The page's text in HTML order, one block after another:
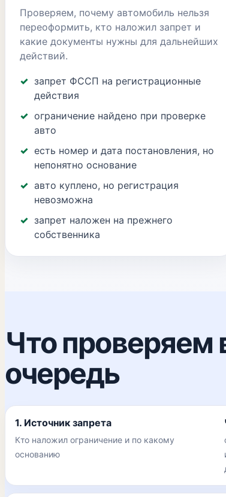
Проверяем, почему автомобиль нельзя
переоформить, кто наложил запрет и
какие документы нужны для дальнейших
действий.
запрет ФССП на регистрационные
действия
ограничение найдено при проверке
авто
есть номер и дата постановления, но
непонятно основание
авто куплено, но регистрация
невозможна
запрет наложен на прежнего
собственника
Что проверяем
очередь
1. Источник запрета
Кто наложил ограничение и по какому
основанию